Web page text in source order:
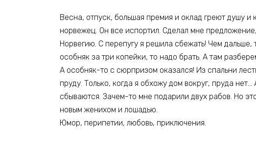
Весна, отпуск, большая премия и оклад греют душу
норвежец. Он все испортил. Сделал мне
Норвегию. С перепугу я решила сбежать! Чем
особняк за три копейки, то надо брать. А там
А особняк-то с сюрпризом оказался! Из спальни
пруду. Только, когда я обхожу дом вокруг, пруда
сбываются. Зачем-то мне подарили двух рабов. Но
новым женихом и лошадью.
Юмор, перипетии, любовь, приключения.